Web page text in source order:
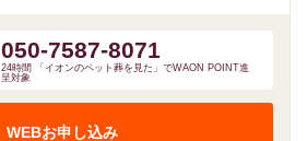
050-7587-8071
24時間 「イオンのペット葬を見た」でWAON POINT進
呈対象
WEBお申し込み